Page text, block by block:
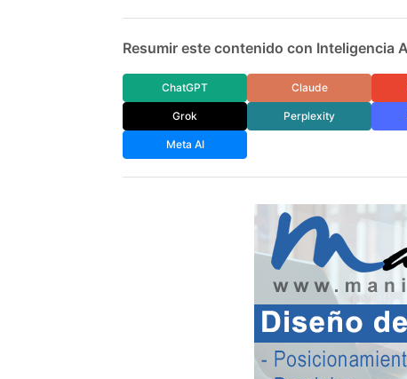
Resumir este contenido con Inteligencia
ChatGPT Claude
Grok Perplexity
Meta AI